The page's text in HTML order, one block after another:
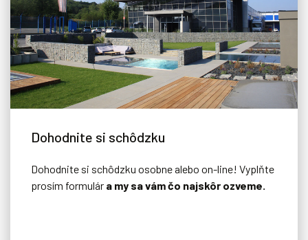
Dohodnite si schôdzku
Dohodnite si schôdzku osobne alebo on-line! Vyplňte
prosím formulár a my sa vám čo najskôr ozveme.